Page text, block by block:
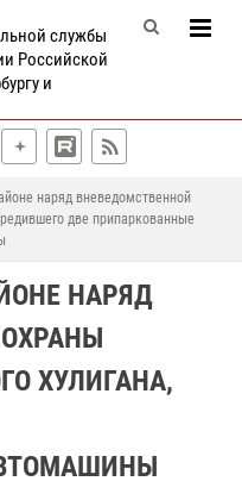
службы
Российской
и
наряд вневедомственной
две припаркованные
НАРЯД
ХУЛИГАНА,